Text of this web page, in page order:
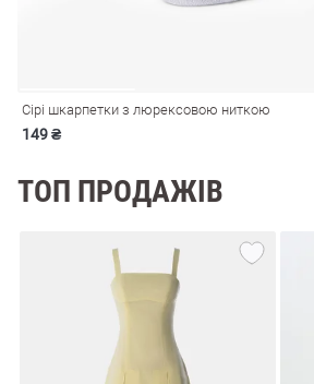
Сірі шкарпетки з люрексовою ниткою
149 ₴
ТОП ПРОДАЖІВ